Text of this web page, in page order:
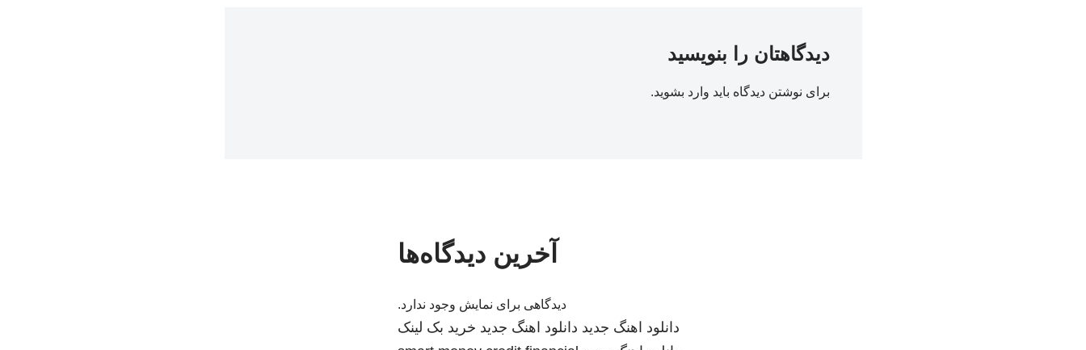
دیدگاهتان را بنویسید
برای نوشتن دیدگاه باید وارد بشوید.
آخرین دیدگاه‌ها
دیدگاهی برای نمایش وجود ندارد.
دانلود اهنگ جدید دانلود اهنگ جدید خرید بک لینک